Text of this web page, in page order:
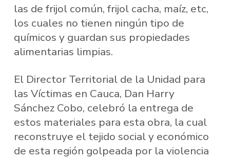
las de frijol común, frijol cacha, maíz, etc,
los cuales no tienen ningún tipo de
químicos y guardan sus propiedades
alimentarias limpias.
El Director Territorial de la Unidad para
las Víctimas en Cauca, Dan Harry
Sánchez Cobo, celebró la entrega de
estos materiales para esta obra, la cual
reconstruye el tejido social y económico
de esta región golpeada por la violencia